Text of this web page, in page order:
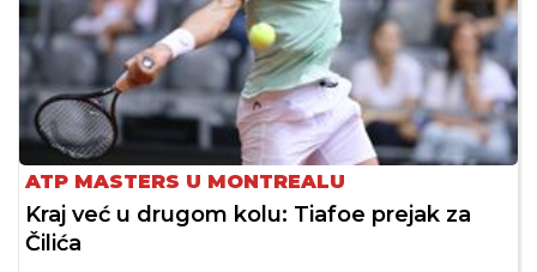
ATP MASTERS U MONTREALU
Kraj već u drugom kolu: Tiafoe prejak za
Čilića